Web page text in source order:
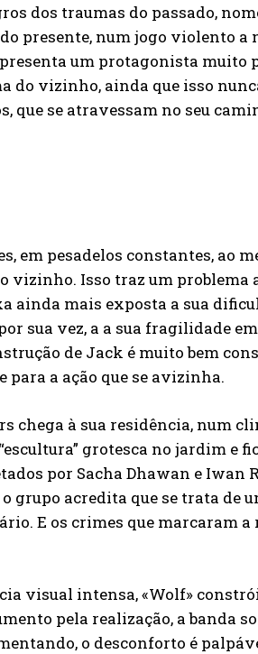
dos traumas do passado,
presente, num jogo violento
um protagonista muito
do vizinho, ainda que isso
que se atravessam no seu
em pesadelos constantes, ao
vizinho. Isso traz um problema
ainda mais exposta a sua
sua vez, a a sua fragilidade
de Jack é muito bem
a ação que se avizinha.
chega à sua residência, num
grotesca no jardim e
por Sacha Dhawan e Iwan
grupo acredita que se trata de
E os crimes que marcaram
visual intensa, «Wolf»
pela realização, a banda
o desconforto é